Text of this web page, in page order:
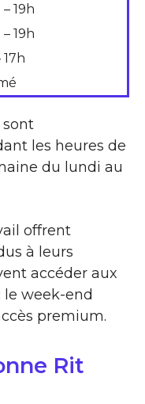
19h
19h
17h
sont
les heures de
du lundi au
offrent
à leurs
accéder aux
le week-end
premium.
Rit